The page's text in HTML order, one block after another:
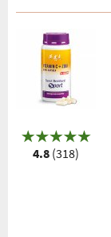
4.8 (318)